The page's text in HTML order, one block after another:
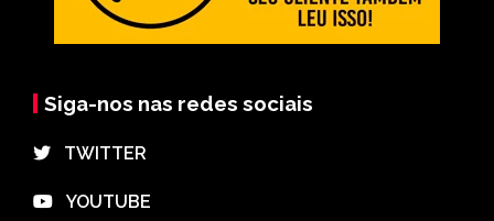
Siga-nos nas redes sociais
⠀TWITTER
⠀YOUTUBE